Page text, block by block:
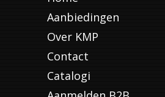
Aanbiedingen
Over KMP
Contact
Catalogi